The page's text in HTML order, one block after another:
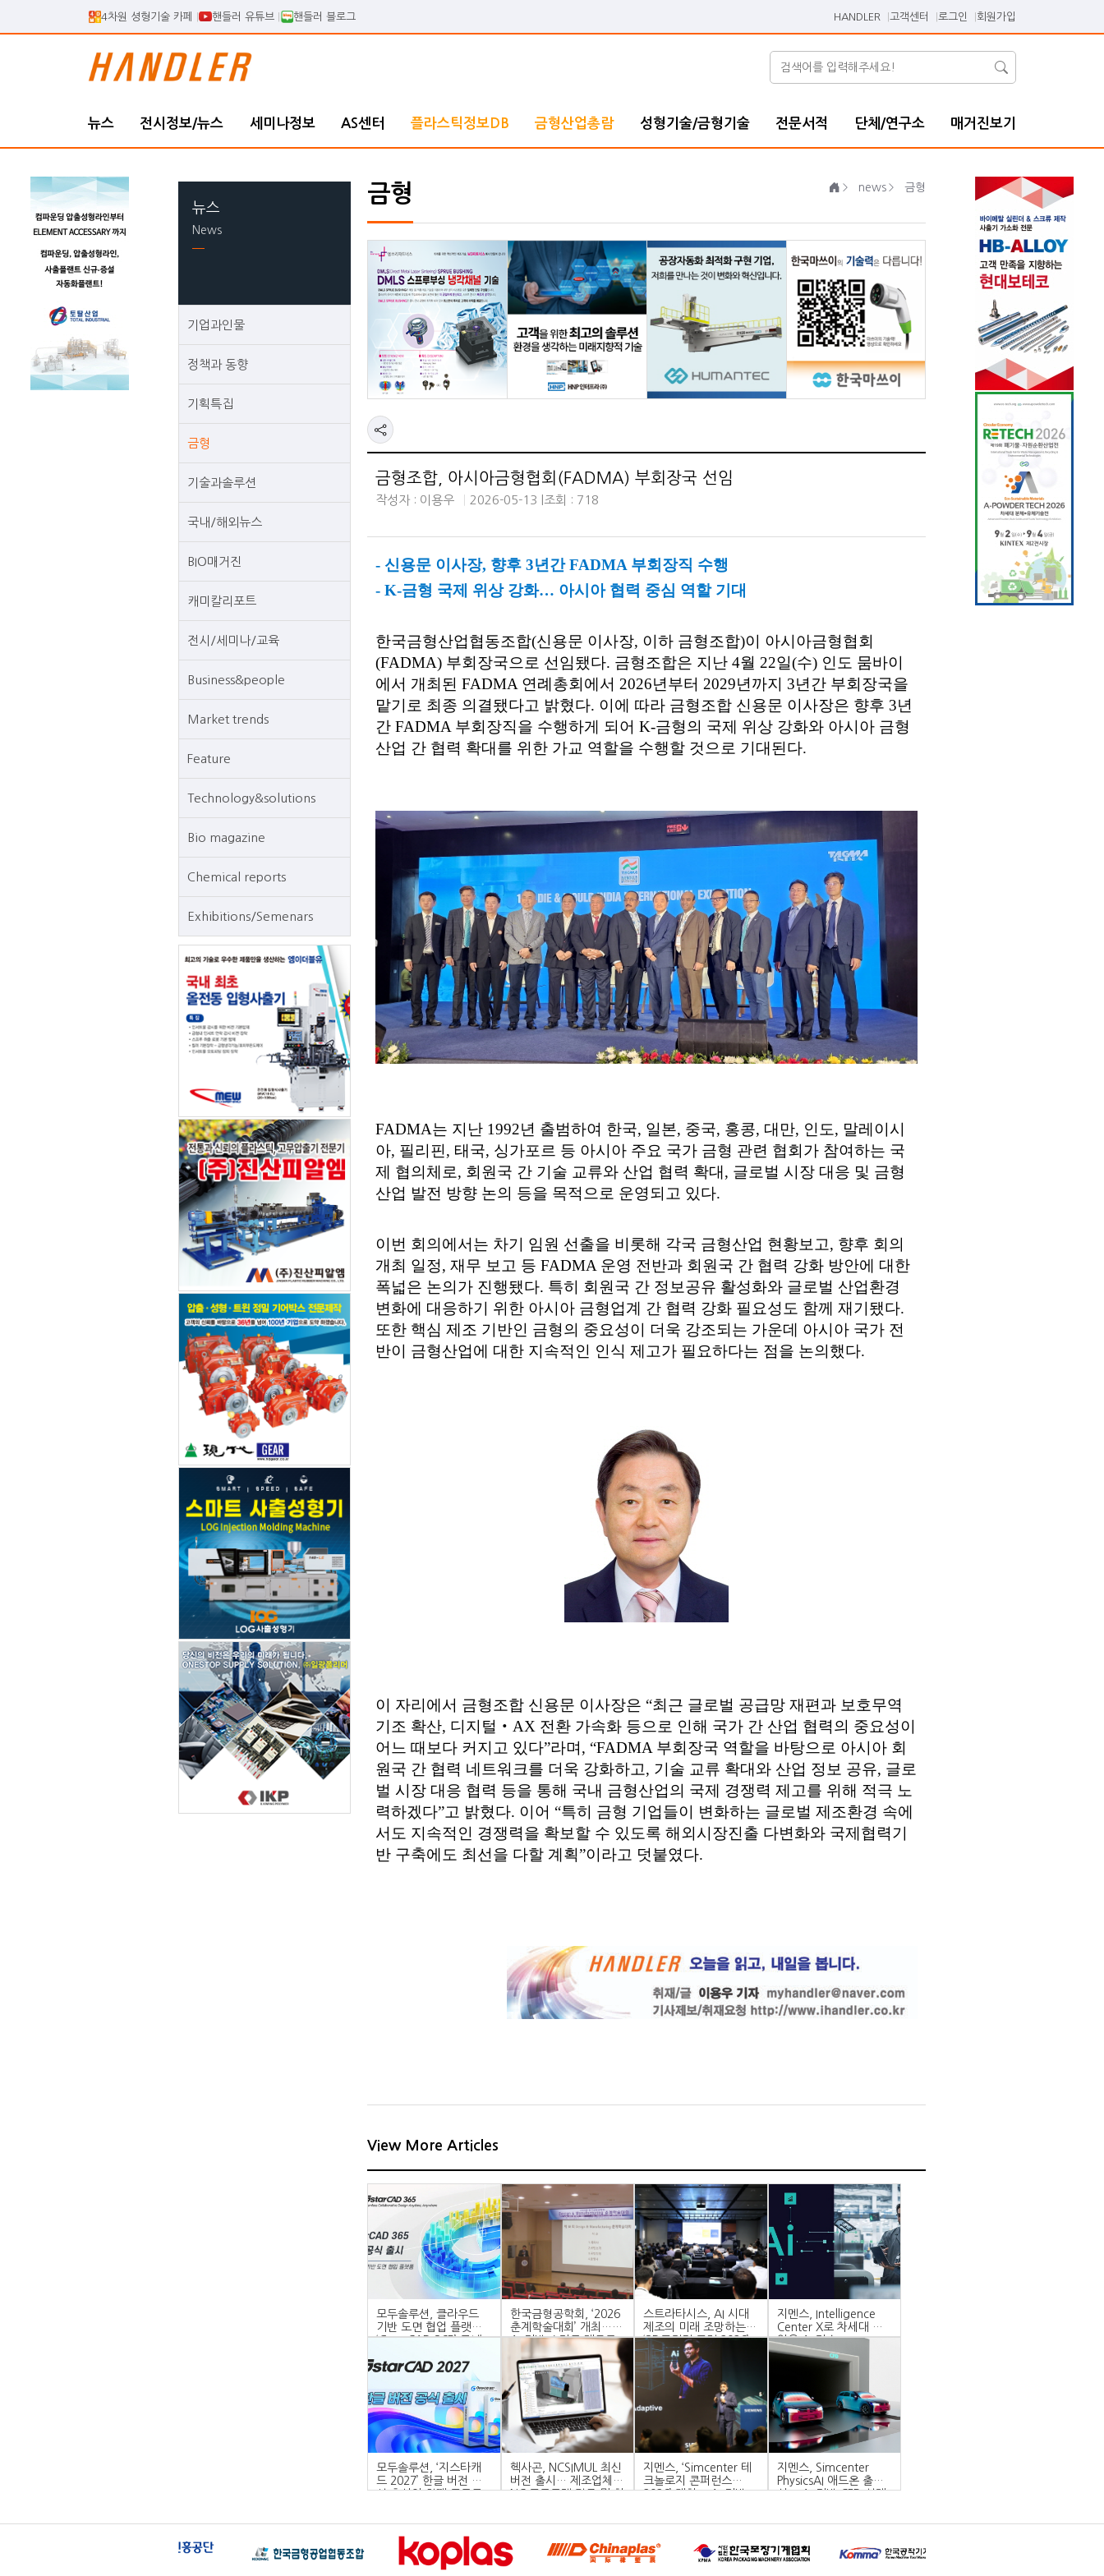
4차원 셩형기술 카페 핸들러 유튜브 핸들러 블로그 HANDLER 고객센터 로그인 회원가입
뉴스 전시정보/뉴스 세미나정보 AS센터 플라스틱정보DB 금형산업총람 성형기술/금형기술 전문서적 단체/연구소 매거진보기
뉴스
News
기업과인물
정책과 동향
기획특집
금형
기술과솔루션
국내/해외뉴스
BIO매거진
캐미칼리포트
전시/세미나/교육
Business&people
Market trends
Feature
Technology&solutions
Bio magazine
Chemical reports
Exhibitions/Semenars
금형 news 금형
금형조합, 아시아금형협회(FADMA) 부회장국 선임
작성자 : 이용우 2026-05-13 | 조회 : 718
- 신용문 이사장, 향후 3년간FADMA 부회장직 수행
- K-금형 국제 위상 강화… 아시아 협력 중심 역할 기대
한국금형산업협동조합(신용문 이사장, 이하 금형조합)이 아시아금형협회
(FADMA) 부회장국으로 선임됐다. 금형조합은 지난 4월 22일(수) 인도 뭄바이
에서 개최된 FADMA 연례총회에서 2026년부터 2029년까지 3년간 부회장국을
맡기로 최종 의결됐다고 밝혔다. 이에 따라 금형조합 신용문 이사장은 향후 3년
간 FADMA 부회장직을 수행하게 되어 K-금형의 국제 위상 강화와 아시아 금형
산업 간 협력 확대를 위한 가교 역할을 수행할 것으로 기대된다.
FADMA는 지난 1992년 출범하여 한국, 일본, 중국, 홍콩, 대만, 인도, 말레이시
아, 필리핀, 태국, 싱가포르 등 아시아 주요 국가 금형 관련 협회가 참여하는 국
제 협의체로, 회원국 간 기술 교류와 산업 협력 확대 , 글로벌 시장 대응 및 금형
산업 발전 방향 논의 등을 목적으로 운영되고 있다.
이번 회의에서는 차기 임원 선출을 비롯해 각국 금형산업 현황보고, 향후 회의
개최 일정, 재무 보고 등 FADMA 운영 전반과 회원국 간 협력 강화 방안에 대한
폭넓은 논의가 진행됐다. 특히 회원국 간 정보공유 활성화와 글로벌 산업환경
변화에 대응하기 위한 아시아 금형업계 간 협력 강화 필요성도 함께 재기됐다.
또한 핵심 제조 기반인 금형의 중요성이 더욱 강조되는 가운데 아시아 국가 전
반이 금형산업에 대한 지속적인 인식 제고가 필요하다는 점을 논의했다.
이 자리에서 금형조합 신용문 이사장은 “최근 글로벌 공급망 재편과 보호무역
기조 확산, 디지털 ‧ AX 전환 가속화 등으로 인해 국가 간 산업 협력의 중요성이
어느 때보다 커지고 있다”라며 , “FADMA 부회장국 역할을 바탕으로 아시아 회
원국 간 협력 네트워크를 더욱 강화하고, 기술 교류 확대와 산업 정보 공유, 글로
벌 시장 대응 협력 등을 통해 국내 금형산업의 국제 경쟁력 제고를 위해 적극 노
력하겠다”고 밝혔다. 이어 “특히 금형 기업들이 변화하는 글로벌 제조환경 속에
서도 지속적인 경쟁력을 확보할 수 있도록 해외시장진출 다변화와 국제협력기
반 구축에도 최선을 다할 계획”이라고 덧붙였다.
View More Articles
모두솔루션, 클라우드
기반 도면 협업 플랫폼
‘GstarCAD 365’ 국내
한국금형공학회, ‘2026
춘계학술대회’ 개최…
AI 기반 스마트 제조로
금형 산업의 미래 연다
스트라타시스, AI 시대
제조의 미래 조망하는
‘3D프린팅 포럼 2026’
개최
지멘스, Intelligence
Center X로 차세대 산
업용 AI 가속
모두솔루션, ‘지스타캐
드 2027’ 한글 버전 공
식 출시와 함께 프로모
헥사곤, NCSIMUL 최신
버전 출시… 제조업체의
NC 프로그램 검증 및 최
지멘스, ‘Simcenter 테
크놀로지 콘퍼런스
2026’ 개최… AI 기반
지멘스, Simcenter
PhysicsAI 애드온 출
시… AI 기반 CFD 설계